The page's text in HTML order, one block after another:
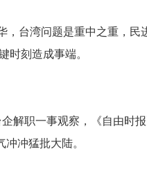
台湾问题是重中之重，民
时刻造成事端。
解职一事观察，《自由时
冲猛批大陆。